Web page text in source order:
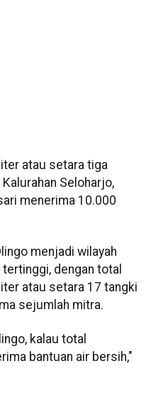
atau setara tiga
Seloharjo,
menerima 10.000
menjadi wilayah
dengan total
atau setara 17 tangki
sejumlah mitra.
kalau total
bantuan air bersih,"